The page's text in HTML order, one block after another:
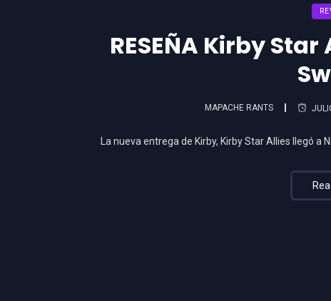
RESEÑA Kirby
MAPACHE RANTS
La nueva entrega de Kirby, Kirby Star Allies llegó